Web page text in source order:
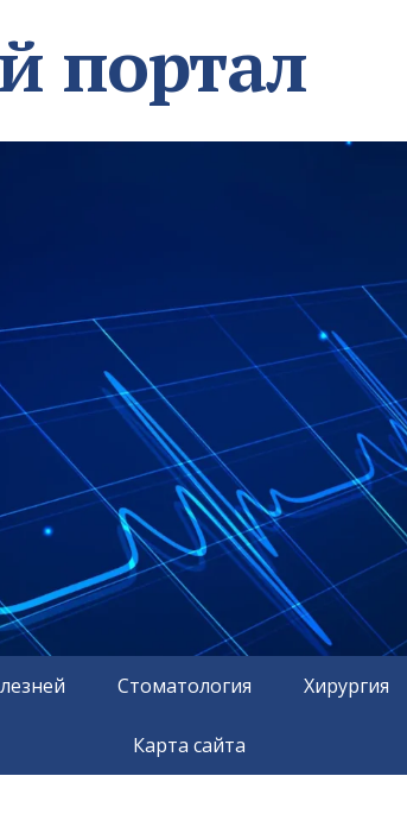
портал
Стоматология Хирургия
Карта сайта